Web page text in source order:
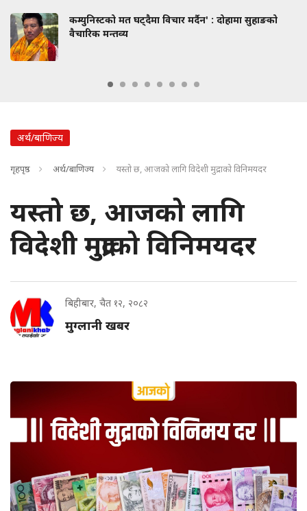
कम्युनिस्टको मत घट्दैमा विचार मर्दैन' : दोहामा सुहाङको
वैचारिक मन्तव्य
अर्थ/बाणिज्य
गृहपृष्ठ अर्थ/बाणिज्य यस्तो छ, आजको लागि विदेशी मुद्राको विनिमयदर
यस्तो छ, आजको लागि
विदेशी मुद्राको विनिमयदर
बिहीबार, चैत १२, २०८२
मुग्लानी खबर